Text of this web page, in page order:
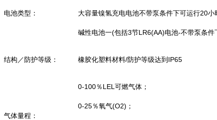
电池类型： 大容量镍氢充电电池不带泵条件下可运行20
碱性电池一(包括3节LR6(AA)电池-不带泵条
结构／防护等级： 橡胶化塑料材料/防护等级达到IP65
气体量程：
0-100％LEL可燃气体；
0-25％氧气(O2)；